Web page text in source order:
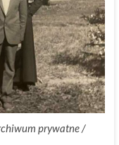
prywatne /